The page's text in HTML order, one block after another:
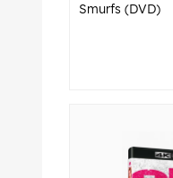
Smurfs (DVD)